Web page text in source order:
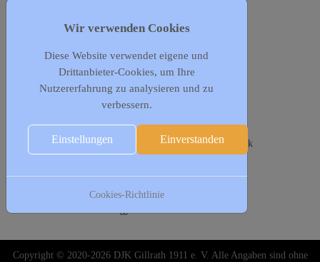
Gehe zu Monat
Gehe zu Monat
Vorherige Woche
04 - 10 März, 2024
06. März
17:00 - 19:00Leithathletik Jugend :: Leichtathletik
Copyright © 2020-2026 DJK Gillrath 1911 e. V. Alle Angaben sind ohne
Wir verwenden Cookies
Diese Website verwendet eigene und
Drittanbieter-Cookies, um Ihre
Nutzererfahrung zu analysieren und zu
verbessern.
Einstellungen Einverstanden
Cookies-Richtlinie